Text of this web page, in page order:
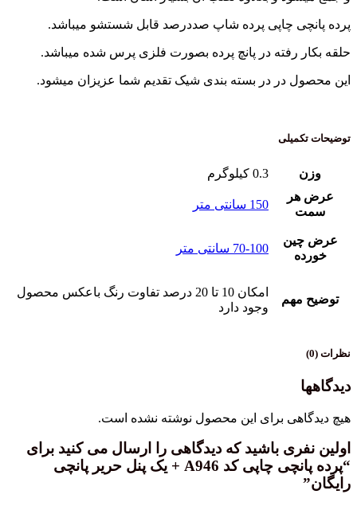
پرده پانچی چاپی پرده شاپ صددرصد قابل شستشو میباشد.
حلقه بکار رفته در پانچ پرده بصورت فلزی پرس شده میباشد.
این محصول در در بسته بندی شیک تقدیم شما عزیزان میشود.
توضیحات تکمیلی
وزن
0.3 کیلوگرم
عرض هر
سمت
150 سانتی متر
عرض چین
خورده
70-100 سانتی متر
توضیح مهم
امکان 10 تا 20 درصد تفاوت رنگ باعکس محصول
وجود دارد
نظرات (0)
دیدگاهها
هیچ دیدگاهی برای این محصول نوشته نشده است.
اولین نفری باشید که دیدگاهی را ارسال می کنید برای
“پرده پانچی چاپی کد A946 + یک پنل حریر پانچی
رایگان”